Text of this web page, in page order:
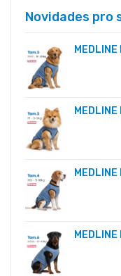
Novidades pro
MEDLINE
MEDLINE
MEDLINE
MEDLINE